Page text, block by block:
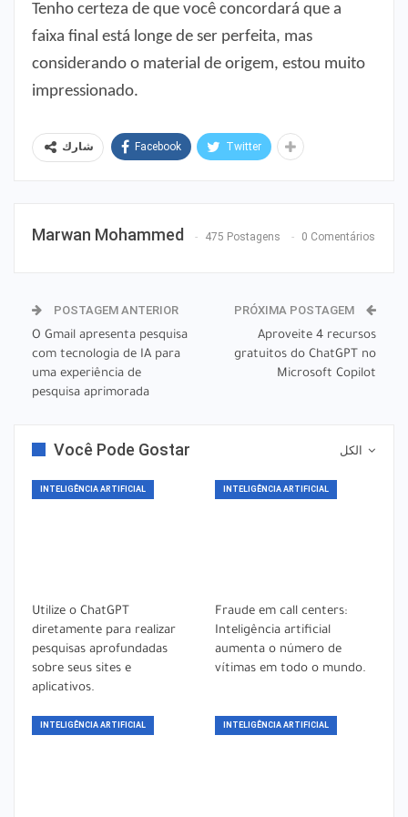
Tenho certeza de que você concordará que a
faixa final está longe de ser perfeita, mas
considerando o material de origem, estou muito
impressionado.
شارك Facebook Twitter
Marwan Mohammed 475 Postagens 0 Comentários
POSTAGEM ANTERIOR
O Gmail apresenta pesquisa
com tecnologia de IA para
uma experiência de
pesquisa aprimorada
PRÓXIMA POSTAGEM
Aproveite 4 recursos
gratuitos do ChatGPT no
Microsoft Copilot
Você Pode Gostar
INTELIGÊNCIA ARTIFICIAL
Utilize o ChatGPT
diretamente para realizar
pesquisas aprofundadas
sobre seus sites e
aplicativos.
INTELIGÊNCIA ARTIFICIAL
Fraude em call centers:
Inteligência artificial
aumenta o número de
vítimas em todo o mundo.
INTELIGÊNCIA ARTIFICIAL INTELIGÊNCIA ARTIFICIAL